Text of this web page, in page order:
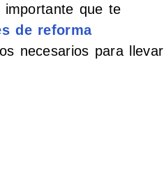
que te
de reforma
necesarios para llevar